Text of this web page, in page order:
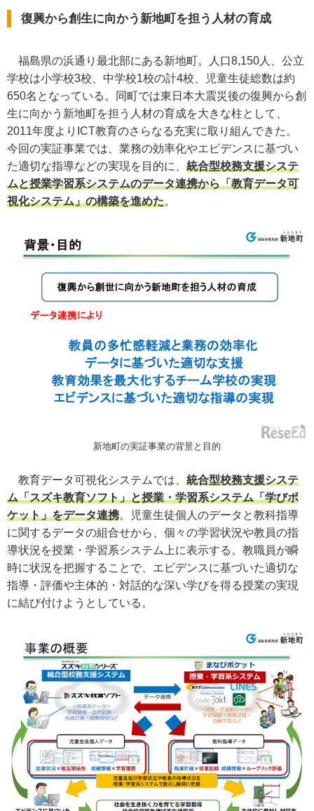
復興から創生に向かう新地町を担う人材の育成
福島県の浜通り最北部にある新地町。人口8,150人、公立
学校は小学校3校、中学校1校の計4校、児童生徒総数は約
650名となっている。同町では東日本大震災後の復興から創
生に向かう新地町を担う人材の育成を大きな柱として、
2011年度よりICT教育のさらなる充実に取り組んできた。
今回の実証事業では、業務の効率化やエビデンスに基づい
た適切な指導などの実現を目的に、 統合型校務支援システ
ムと授業学習系システムのデータ連携から「教育データ可
視化システム」の構築を進めた。
新地町の実証事業の背景と目的
教育データ可視化システムでは、 統合型校務支援システ
ム「スズキ教育ソフト」と授業・学習系システム「学びポ
ケット」をデータ連携。児童生徒個人のデータと教科指導
に関するデータの組合せから、個々の学習状況や教員の指
導状況を授業・学習系システム上に表示する。教職員が瞬
時に状況を把握することで、エビデンスに基づいた適切な
指導・評価や主体的・対話的な深い学びを得る授業の実現
に結び付けようとしている。